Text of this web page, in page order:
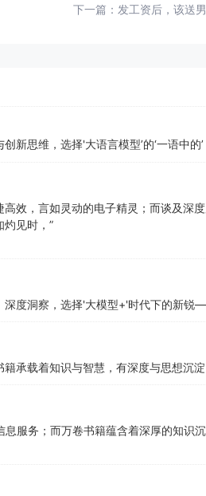
下一篇： 发工资后，该送
思维，选择'大语言模型’的‘一语中的’
效，言如灵动的电子精灵；而谈及深
见时，”
度洞察，选择'大模型+'时代下的新锐
承载着知识与智慧，有深度与思想沉
服务；而万卷书籍蕴含着深厚的知识